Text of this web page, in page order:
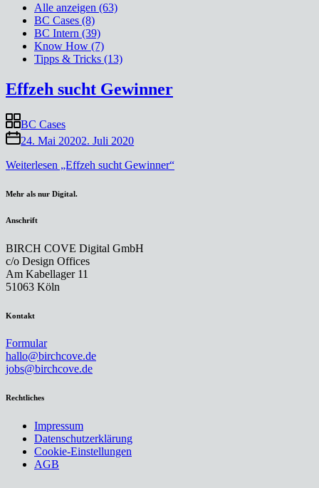
Alle anzeigen (63)
BC Cases (8)
BC Intern (39)
Know How (7)
Tipps & Tricks (13)
Effzeh sucht Gewinner
BC Cases
24. Mai 20202. Juli 2020
Weiterlesen „Effzeh sucht Gewinner“
Mehr als nur Digital.
Anschrift
BIRCH COVE Digital GmbH
c/o Design Offices
Am Kabellager 11
51063 Köln
Kontakt
Formular
hallo@birchcove.de
jobs@birchcove.de
Rechtliches
Impressum
Datenschutzerklärung
Cookie-Einstellungen
AGB